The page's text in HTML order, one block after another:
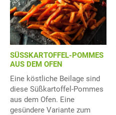
SÜSSKARTOFFEL-POMMES
AUS DEM OFEN
Eine köstliche Beilage sind
diese Süßkartoffel-Pommes
aus dem Ofen. Eine
gesündere Variante zum